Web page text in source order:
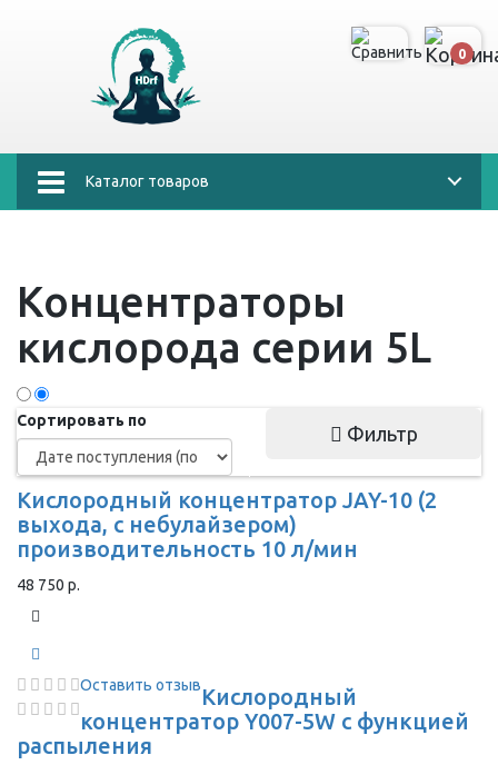
0
Каталог товаров
Концентраторы
кислорода серии 5L
Сортировать по
Фильтр
Кислородный концентратор JAY-10 (2
выхода, с небулайзером)
производительность 10 л/мин
48 750 р.
Оставить отзывКислородный
концентратор Y007-5W с функцией
распыления